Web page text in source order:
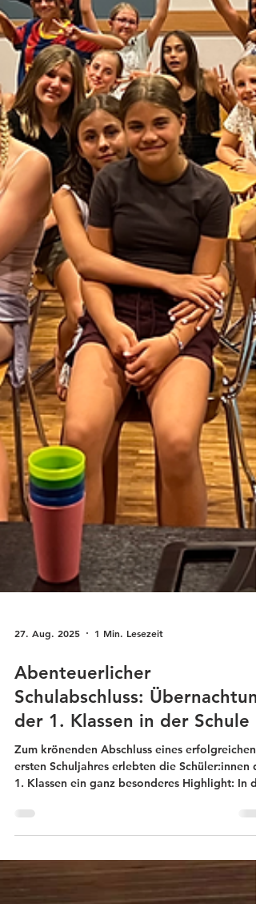
27. Aug. 2025 1 Min. Lesezeit
Abenteuerlicher
Schulabschluss:
der 1. Klassen in der Schule
Zum krönenden Abschluss eines erfolgreichen
ersten Schuljahres erlebten die Schüler:innen
gemeinsam mit ihren Klassenvorständen, Herrn
Glanz und Frau Kummer, im Turnsaal der
Mittelschule. Die Aufregung war groß, als am